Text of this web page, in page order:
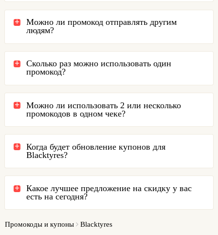
Можно ли промокод отправлять другим
людям?
Сколько раз можно использовать один
промокод?
Можно ли использовать 2 или несколько
промокодов в одном чеке?
Когда будет обновление купонов для
Blacktyres?
Какое лучшее предложение на скидку у вас
есть на сегодня?
Промокоды и купоны Blacktyres